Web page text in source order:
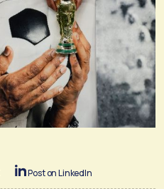
Post on LinkedIn